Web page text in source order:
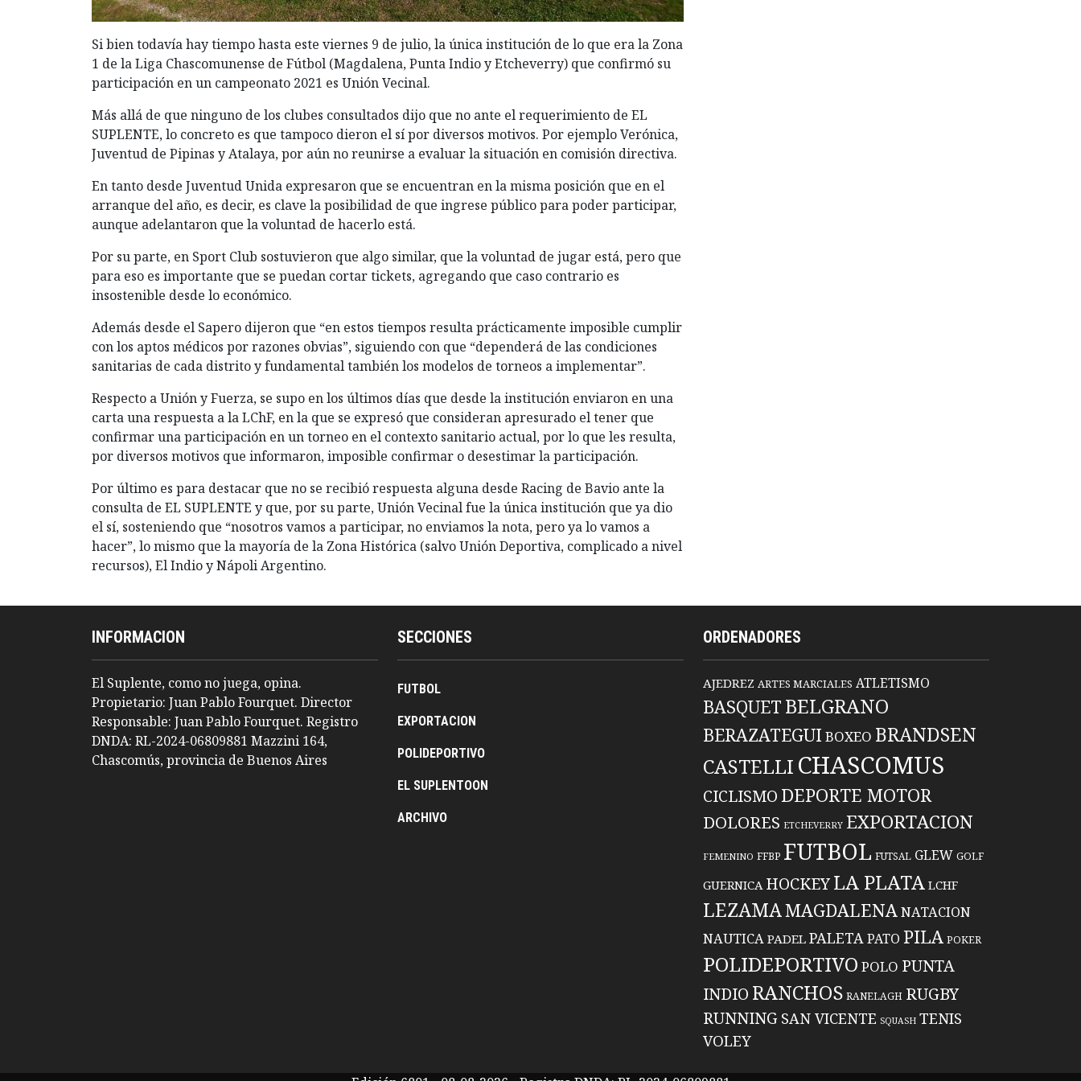
Si bien todavía hay tiempo hasta este viernes 9 de julio, la única institución de lo que era la Zona
1 de la Liga Chascomunense de Fútbol (Magdalena, Punta Indio y Etcheverry) que confirmó su
participación en un campeonato 2021 es Unión Vecinal.
Más allá de que ninguno de los clubes consultados dijo que no ante el requerimiento de EL
SUPLENTE, lo concreto es que tampoco dieron el sí por diversos motivos. Por ejemplo Verónica,
Juventud de Pipinas y Atalaya, por aún no reunirse a evaluar la situación en comisión directiva.
En tanto desde Juventud Unida expresaron que se encuentran en la misma posición que en el
arranque del año, es decir, es clave la posibilidad de que ingrese público para poder participar,
aunque adelantaron que la voluntad de hacerlo está.
Por su parte, en Sport Club sostuvieron que algo similar, que la voluntad de jugar está, pero que
para eso es importante que se puedan cortar tickets, agregando que caso contrario es
insostenible desde lo económico.
Además desde el Sapero dijeron que “en estos tiempos resulta prácticamente imposible cumplir
con los aptos médicos por razones obvias”, siguiendo con que “dependerá de las condiciones
sanitarias de cada distrito y fundamental también los modelos de torneos a implementar”.
Respecto a Unión y Fuerza, se supo en los últimos días que desde la institución enviaron en una
carta una respuesta a la LChF, en la que se expresó que consideran apresurado el tener que
confirmar una participación en un torneo en el contexto sanitario actual, por lo que les resulta,
por diversos motivos que informaron, imposible confirmar o desestimar la participación.
Por último es para destacar que no se recibió respuesta alguna desde Racing de Bavio ante la
consulta de EL SUPLENTE y que, por su parte, Unión Vecinal fue la única institución que ya dio
el sí, sosteniendo que “nosotros vamos a participar, no enviamos la nota, pero ya lo vamos a
hacer”, lo mismo que la mayoría de la Zona Histórica (salvo Unión Deportiva, complicado a nivel
recursos), El Indio y Nápoli Argentino.
INFORMACION
El Suplente, como no juega, opina.
Propietario: Juan Pablo Fourquet. Director
Responsable: Juan Pablo Fourquet. Registro
DNDA: RL-2024-06809881 Mazzini 164,
Chascomús, provincia de Buenos Aires
SECCIONES
FUTBOL
EXPORTACION
POLIDEPORTIVO
EL SUPLENTOON
ARCHIVO
ORDENADORES
AJEDREZ ARTES MARCIALES ATLETISMO
BASQUET BELGRANO
BERAZATEGUIBOXEO BRANDSEN
CASTELLI CHASCOMUS
CICLISMO DEPORTE MOTOR
DOLORES ETCHEVERRY EXPORTACION
FEMENINO FFBP FUTBOL FUTSAL GLEW GOLF
GUERNICA HOCKEYLA PLATA LCHF
LEZAMAMAGDALENANATACION
NAUTICA PADEL PALETAPATO PILA POKER
POLIDEPORTIVO POLO PUNTA
INDIO RANCHOS RANELAGH RUGBY
RUNNING SAN VICENTE SQUASH TENIS
VOLEY